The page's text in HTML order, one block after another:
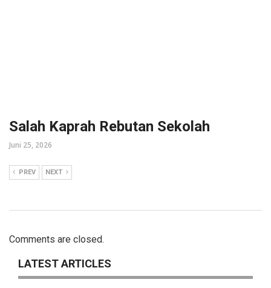
Salah Kaprah Rebutan Sekolah
Juni 25, 2026
PREV NEXT
Comments are closed.
LATEST ARTICLES